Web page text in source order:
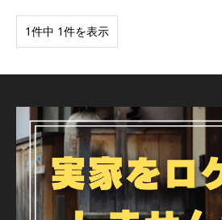
1件中 1件を表示